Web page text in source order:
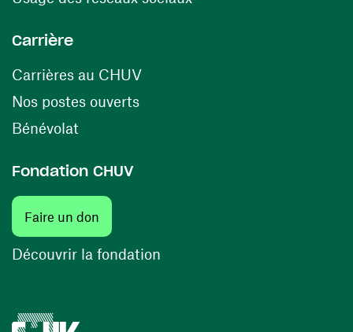
Carrière
Carrières au CHUV(ouvre une nouvelle fenêtre)
Nos postes ouverts(ouvre une nouvelle fenêtre)
Bénévolat
Fondation CHUV
Faire un don
Découvrir la fondation